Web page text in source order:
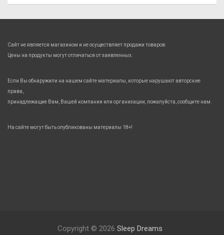
Сайт не является магазином и не осуществляет продажи товаров.
Цены на продукты могут отличаться от заявленных.
Если Вы обнаружили на нашем сайте материалы, которые нарушают авторские
права,
принадлежащие Вам, Вашей компании или организации, пожалуйста, сообщите нам.
На сайте могут быть опубликованы материалы 18+!
Copyright © 2026 Sleep Dreams